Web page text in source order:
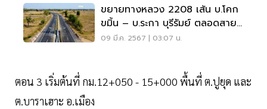
ขยายทางหลวง 2208 เส้น บ.โคก
ขมิ้น – บ.ระกา บุรีรัมย์ ตลอดสาย
แล้วเสร็จ
09 มี.ค. 2567 | 03:07 น.
ตอน 3 เริ่มต้นที่ กม.12+050 - 15+000 พื้นที่ ต.ปูยุด และ
ต.บาราเฮาะ อ.เมือง